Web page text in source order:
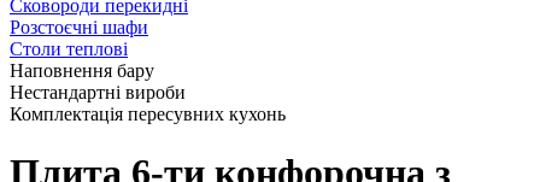
Сковороди перекидні
Розстоєчні шафи
Столи теплові
Наповнення бару
Нестандартні вироби
Комплектація пересувних кухонь
Плита 6-ти конфорочна з